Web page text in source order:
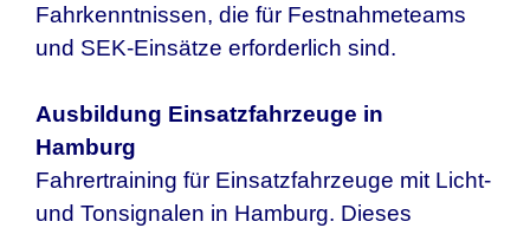
Fahrkenntnissen, die für Festnahmeteams
und SEK-Einsätze erforderlich sind.
Ausbildung Einsatzfahrzeuge in
Hamburg
Fahrertraining für Einsatzfahrzeuge mit Licht-
und Tonsignalen in Hamburg. Dieses